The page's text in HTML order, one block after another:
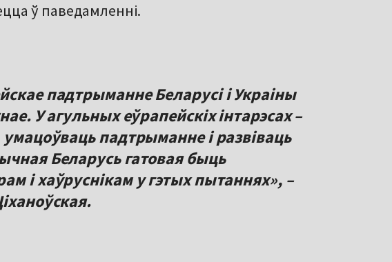
ў паведамленні.
падтрыманне Беларусі і Украіны
У агульных еўрапейскіх інтарэсах –
падтрыманне і развіваць
Беларусь гатовая быць
і хаўруснікам у гэтых пытаннях», –